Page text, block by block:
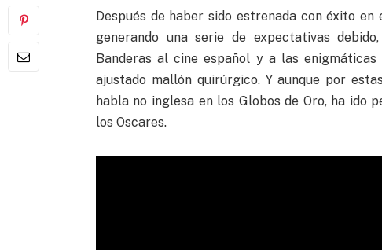
Después de haber sido estrenada con éxito en
generando una serie de expectativas
Banderas al cine español y a las
ajustado mallón quirúrgico. Y aunque por
habla no inglesa en los Globos de Oro, ha ido
los Oscares.